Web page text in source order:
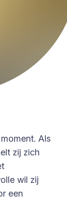
Als
zij zich
wil zij
een